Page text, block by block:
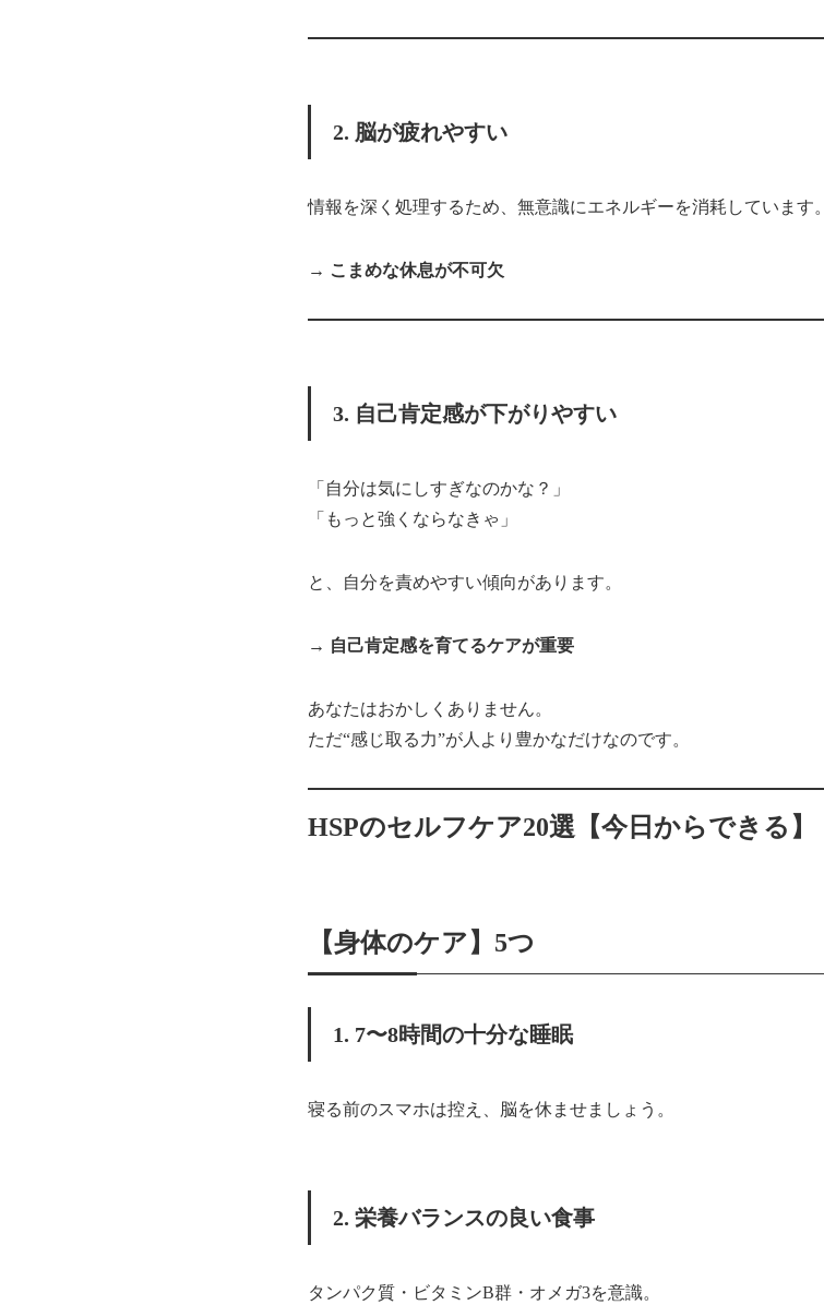
2. 脳が疲れやすい
情報を深く処理するため、無意識にエネルギーを消耗しています。
→ こまめな休息が不可欠
3. 自己肯定感が下がりやすい
「自分は気にしすぎなのかな？」
「もっと強くならなきゃ」
と、自分を責めやすい傾向があります。
→ 自己肯定感を育てるケアが重要
あなたはおかしくありません。
ただ“感じ取る力”が人より豊かなだけなのです。
HSPのセルフケア20選【今日からできる】
【身体のケア】5つ
1. 7〜8時間の十分な睡眠
寝る前のスマホは控え、脳を休ませましょう。
2. 栄養バランスの良い食事
タンパク質・ビタミンB群・オメガ3を意識。